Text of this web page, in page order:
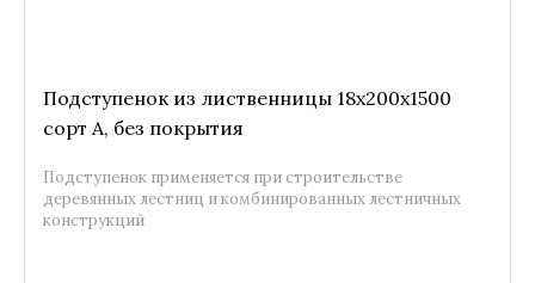
Подступенок из лиственницы 18x200x1500
сорт А, без покрытия
Подступенок применяется при строительстве
деревянных лестниц и комбинированных лестничных
конструкций